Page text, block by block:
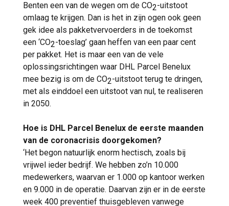
Benten een van de wegen om de CO2-uitstoot
omlaag te krijgen. Dan is het in zijn ogen ook geen
gek idee als pakketvervoerders in de toekomst
een ‘CO2-toeslag’ gaan heffen van een paar cent
per pakket. Het is maar een van de vele
oplossingsrichtingen waar DHL Parcel Benelux
mee bezig is om de CO2-uitstoot terug te dringen,
met als einddoel een uitstoot van nul, te realiseren
in 2050.
Hoe is DHL Parcel Benelux de eerste maanden
van de coronacrisis doorgekomen?
‘Het begon natuurlijk enorm hectisch, zoals bij
vrijwel ieder bedrijf. We hebben zo’n 10.000
medewerkers, waarvan er 1.000 op kantoor werken
en 9.000 in de operatie. Daarvan zijn er in de eerste
week 400 preventief thuisgebleven vanwege